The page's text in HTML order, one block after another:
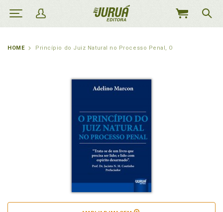
MEU
HOME Princípio do Juiz Natural no Processo Penal, O